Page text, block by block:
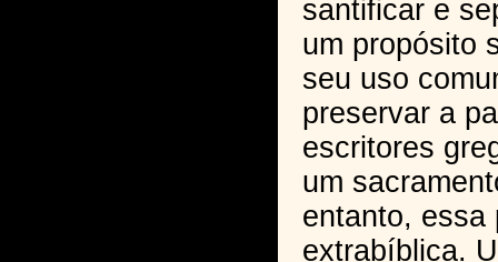
santificar e
um propósito
seu uso
preservar a
escritores
um
entanto, essa
extrabíblica.